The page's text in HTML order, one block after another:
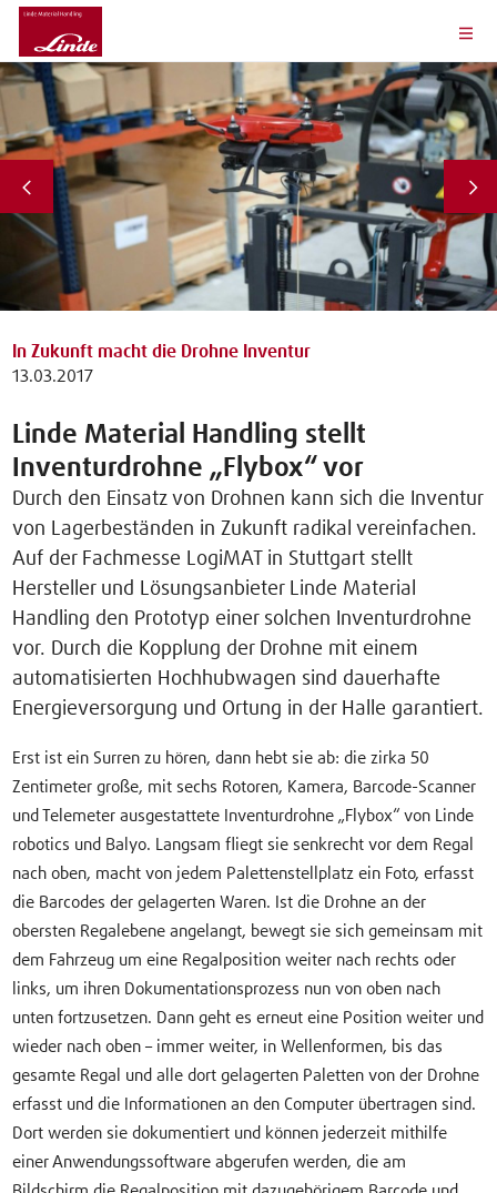
In Zukunft macht die Drohne Inventur
13.03.2017
Linde Material Handling stellt
Inventurdrohne „Flybox“ vor
Durch den Einsatz von Drohnen kann sich die Inventur
von Lagerbeständen in Zukunft radikal vereinfachen.
Auf der Fachmesse LogiMAT in Stuttgart stellt
Hersteller und Lösungsanbieter Linde Material
Handling den Prototyp einer solchen Inventurdrohne
vor. Durch die Kopplung der Drohne mit einem
automatisierten Hochhubwagen sind dauerhafte
Energieversorgung und Ortung in der Halle garantiert.
Erst ist ein Surren zu hören, dann hebt sie ab: die zirka 50
Zentimeter große, mit sechs Rotoren, Kamera, Barcode-Scanner
und Telemeter ausgestattete Inventurdrohne „Flybox“ von Linde
robotics und Balyo. Langsam fliegt sie senkrecht vor dem Regal
nach oben, macht von jedem Palettenstellplatz ein Foto, erfasst
die Barcodes der gelagerten Waren. Ist die Drohne an der
obersten Regalebene angelangt, bewegt sie sich gemeinsam mit
dem Fahrzeug um eine Regalposition weiter nach rechts oder
links, um ihren Dokumentationsprozess nun von oben nach
unten fortzusetzen. Dann geht es erneut eine Position weiter und
wieder nach oben – immer weiter, in Wellenformen, bis das
gesamte Regal und alle dort gelagerten Paletten von der Drohne
erfasst und die Informationen an den Computer übertragen sind.
Dort werden sie dokumentiert und können jederzeit mithilfe
einer Anwendungssoftware abgerufen werden, die am